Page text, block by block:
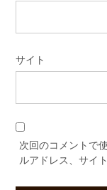
サイト
次回のコメントで
ルアドレス、サイ